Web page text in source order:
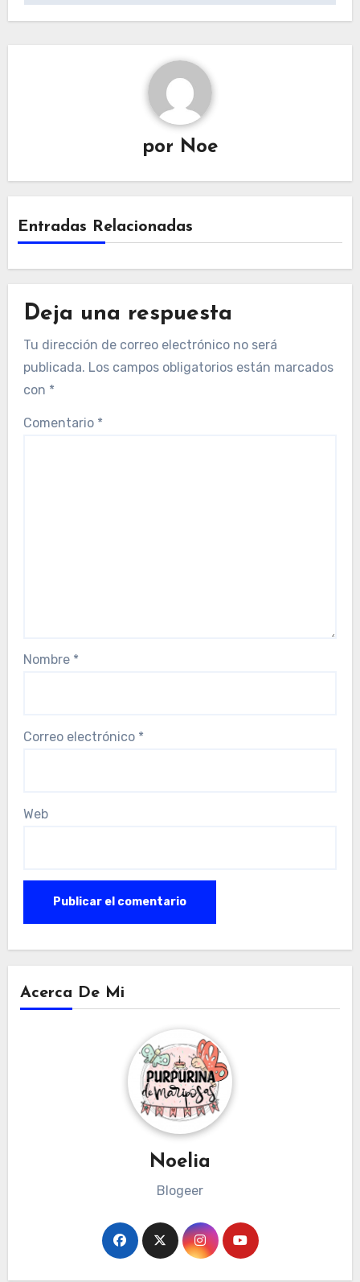
por Noe
Entradas Relacionadas
Deja una respuesta
Tu dirección de correo electrónico no será
publicada. Los campos obligatorios están marcados
con *
Comentario *
Nombre *
Correo electrónico *
Web
Acerca De Mi
Noelia
Blogeer